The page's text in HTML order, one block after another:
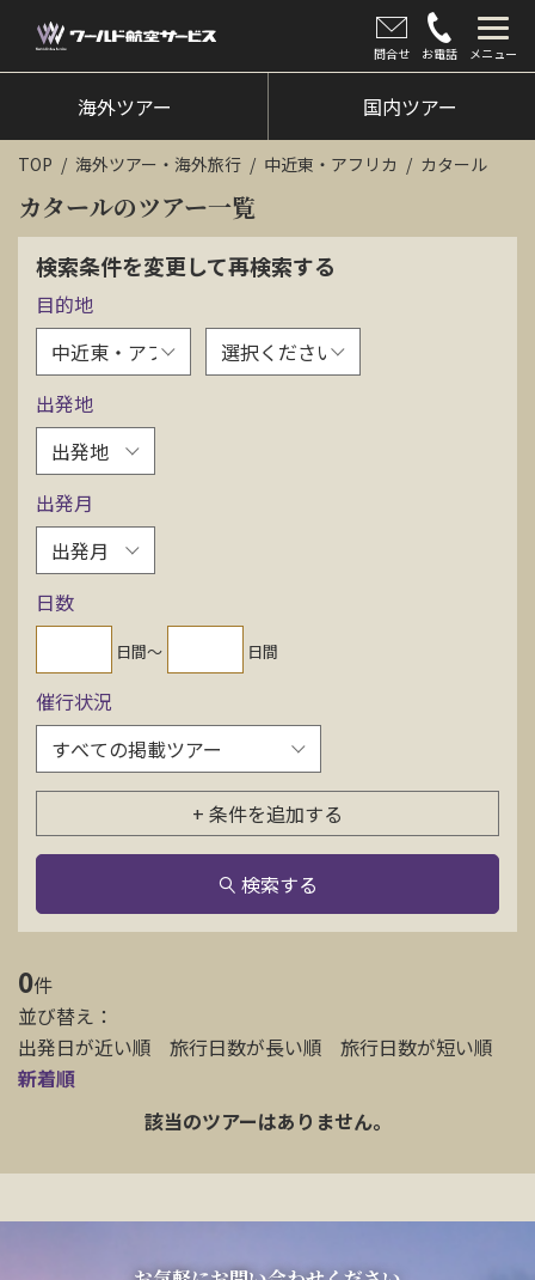
問合せ お電話 メニュー
海外ツアー
国内ツアー
クルーズツアー
ツアー催行状況
旅のひろば
イベント
新着情報
会社情報
資料請求
電話にてお問い合わせ
検索
海外ツアー 国内ツアー
TOP 海外ツアー・海外旅行 中近東・アフリカ カタール
カタールのツアー一覧
検索条件を変更して再検索する
目的地
出発地
出発月
日数
日間〜 日間
催行状況
+ 条件を追加する
検索する
0件
並び替え：
出発日が近い順
旅行日数が長い順
旅行日数が短い順
新着順
該当のツアーはありません。